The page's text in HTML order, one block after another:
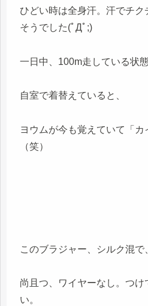
ひどい時は全身汗。汗でチク
そうでした(ﾟДﾟ;)
一日中、100m走している状
自室で着替えていると、
ヨウムが今も覚えていて「
（笑）
このブラジャー、シルク混で
尚且つ、ワイヤーなし。つけ
い。